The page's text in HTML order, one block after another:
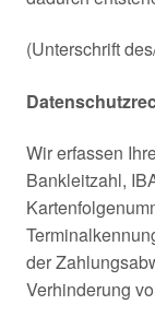
(Unterschrift
Wir erfassen
Bankleitzahl,
der
Verhinderung